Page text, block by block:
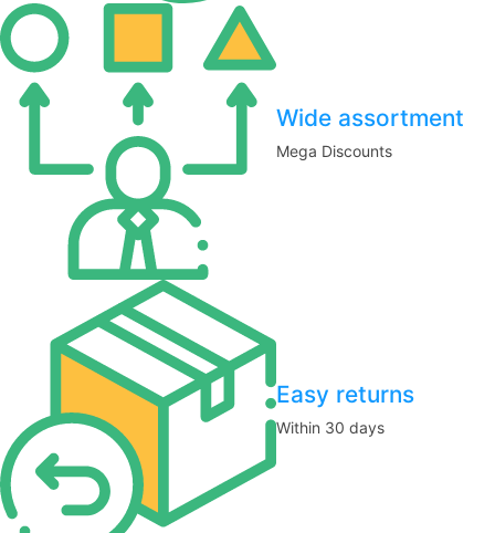
Wide assortment
Mega Discounts
Easy returns
Within 30 days